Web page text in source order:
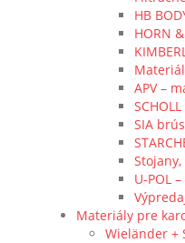
HB
HORN
APV –
SIA
U-POL
Materiály pre
Wieländer +